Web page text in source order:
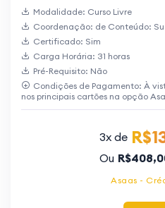
Modalidade: Curso Livre
Coordenação: de Conteúdo:
Certificado: Sim
Carga Horária: 31 horas
Pré-Requisito: Não
Condições de Pagamento: À
nos principais cartões na opção
3x de
Ou
Asaas -